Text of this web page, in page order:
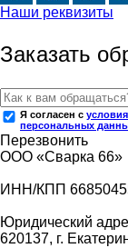
Наши реквизиты
Заказать
Я согласен с
персональных
Перезвонить
ООО «Сварка 66»
ИНН/КПП
Юридический
620137, г.